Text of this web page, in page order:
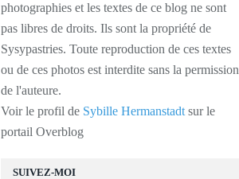
SUIVEZ-MOI
photographies et les textes de ce blog ne sont
pas libres de droits. Ils sont la propriété de
Sysypastries. Toute reproduction de ces textes
ou de ces photos est interdite sans la permission
de l'auteure.
Voir le profil de Sybille Hermanstadt sur le
portail Overblog